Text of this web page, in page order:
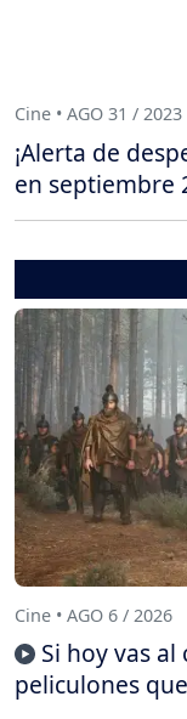
Cine • AGO 31 / 2023
¡Alerta de
en septiembre
Cine • AGO 6 / 2026
Si hoy vas al
peliculones